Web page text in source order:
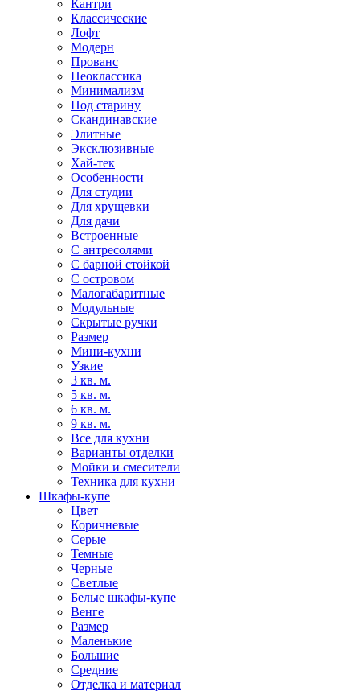
Кантри
Классические
Лофт
Модерн
Прованс
Неоклассика
Минимализм
Под старину
Скандинавские
Элитные
Эксклюзивные
Хай-тек
Особенности
Для студии
Для хрущевки
Для дачи
Встроенные
С антресолями
С барной стойкой
С островом
Малогабаритные
Модульные
Скрытые ручки
Размер
Мини-кухни
Узкие
3 кв. м.
5 кв. м.
6 кв. м.
9 кв. м.
Все для кухни
Варианты отделки
Мойки и смесители
Техника для кухни
Шкафы-купе
Цвет
Коричневые
Серые
Темные
Черные
Светлые
Белые шкафы-купе
Венге
Размер
Маленькие
Большие
Средние
Отделка и материал